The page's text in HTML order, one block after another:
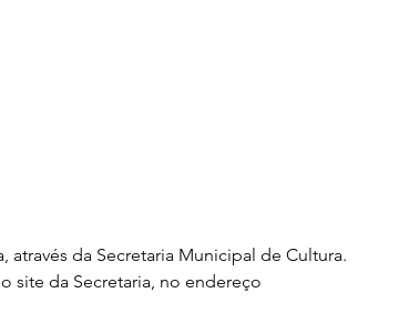
da Secretaria Municipal de Cultura.
site da Secretaria, no endereço